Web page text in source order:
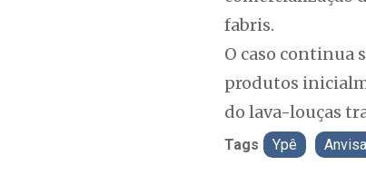
fabris.
O caso continua
produtos
do lava-louças
Tags Ypê Anvisa